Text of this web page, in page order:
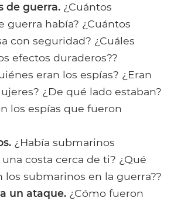
de guerra. ¿Cuántos
guerra había? ¿Cuántos
con seguridad? ¿Cuáles
efectos duraderos??
eran los espías? ¿Eran
¿De qué lado estaban?
los espías que fueron
¿Había submarinos
costa cerca de ti? ¿Qué
los submarinos en la guerra??
un ataque. ¿Cómo fueron